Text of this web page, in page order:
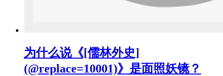
为什么说《[儒林外史]
(@replace=10001)》是面照妖镜？